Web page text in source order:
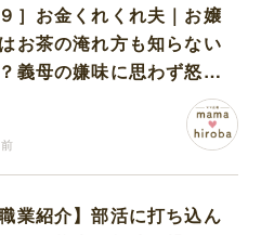
９］お金くれくれ夫｜お嬢
お茶の淹れ方も知らない
義母の嫌味に思わず怒り
職業紹介】部活に打ち込ん